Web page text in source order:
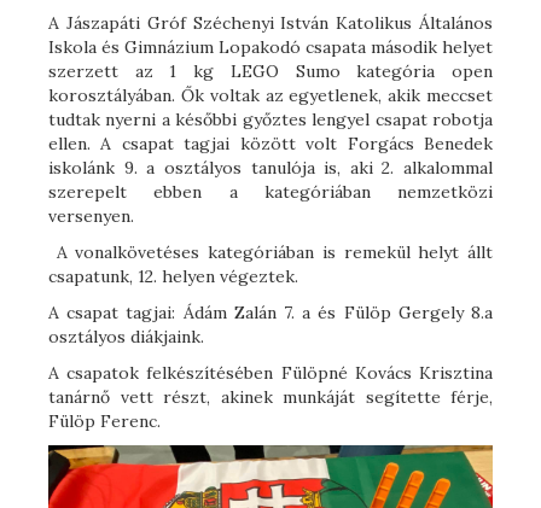
A Jászapáti Gróf Széchenyi István Katolikus Általános
Iskola és Gimnázium Lopakodó csapata második helyet
szerzett az 1 kg LEGO Sumo kategória open
korosztályában. Ők voltak az egyetlenek, akik meccset
tudtak nyerni a későbbi győztes lengyel csapat robotja
ellen. A csapat tagjai között volt Forgács Benedek
iskolánk 9. a osztályos tanulója is, aki 2. alkalommal
szerepelt ebben a kategóriában nemzetközi
versenyen.
A vonalkövetéses kategóriában is remekül helyt állt
csapatunk, 12. helyen végeztek.
A csapat tagjai: Ádám Zalán 7. a és Fülöp Gergely 8.a
osztályos diákjaink.
A csapatok felkészítésében Fülöpné Kovács Krisztina
tanárnő vett részt, akinek munkáját segítette férje,
Fülöp Ferenc.